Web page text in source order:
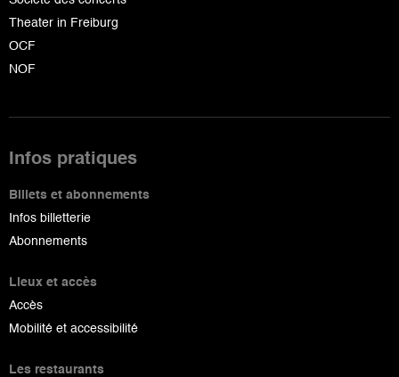
Theater in Freiburg
OCF
NOF
Infos pratiques
Billets et abonnements
Infos billetterie
Abonnements
Lieux et accès
Accès
Mobilité et accessibilité
Les restaurants